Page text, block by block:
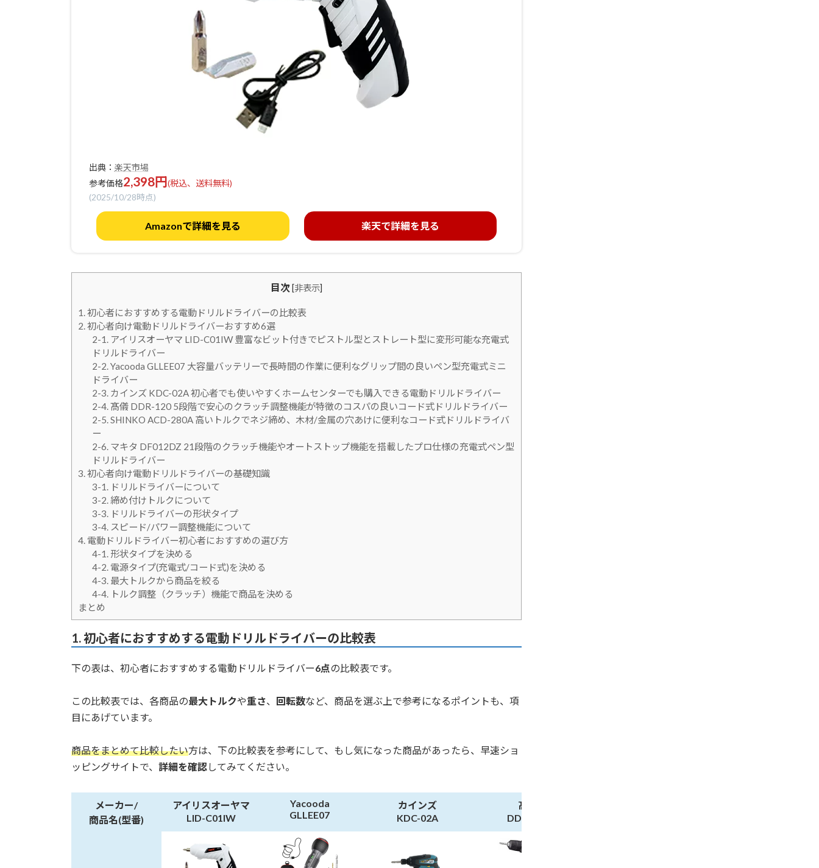
出典： 楽天市場
参考価格2,398円(税込、送料無料)
(2025/10/28時点)
Amazonで詳細を見る 楽天で詳細を見る
目次 [非表示]
1. 初心者におすすめする電動ドリルドライバーの比較表
2. 初心者向け電動ドリルドライバーおすすめ6選
2-1. アイリスオーヤマ LID-C01IW 豊富なビット付きでピストル型とストレート型に変形可能な充電式
ドリルドライバー
2-2. Yacooda GLLEE07 大容量バッテリーで長時間の作業に便利なグリップ間の良いペン型充電式ミニ
ドライバー
2-3. カインズ KDC-02A 初心者でも使いやすくホームセンターでも購入できる電動ドリルドライバー
2-4. 髙儀 DDR-120 5段階で安心のクラッチ調整機能が特徴のコスパの良いコード式ドリルドライバー
2-5. SHINKO ACD-280A 高いトルクでネジ締め、木材/金属の穴あけに便利なコード式ドリルドライバ
ー
2-6. マキタ DF012DZ 21段階のクラッチ機能やオートストップ機能を搭載したプロ仕様の充電式ペン型
ドリルドライバー
3. 初心者向け電動ドリルドライバーの基礎知識
3-1. ドリルドライバーについて
3-2. 締め付けトルクについて
3-3. ドリルドライバーの形状タイプ
3-4. スピード/パワー調整機能について
4. 電動ドリルドライバー初心者におすすめの選び方
4-1. 形状タイプを決める
4-2. 電源タイプ(充電式/コード式)を決める
4-3. 最大トルクから商品を絞る
4-4. トルク調整（クラッチ）機能で商品を決める
まとめ
1.初心者におすすめする電動ドリルドライバーの比較表
下の表は、初心者におすすめする電動ドリルドライバー6点の比較表です。
この比較表では、各商品の最大トルクや重さ、 回転数など、商品を選ぶ上で参考になるポイントも、項
目にあげています。
商品をまとめて比較したい方は、下の比較表を参考にして、もし気になった商品があったら、早速ショ
ッピングサイトで、 詳細を確認してみてください。
メーカー/
商品名(型番)
アイリスオーヤマ
LID-C01IW
Yacooda
GLLEE07
カインズ
KDC-02A
髙儀
DDR-120